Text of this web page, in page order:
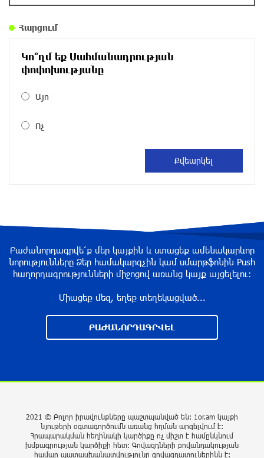
աղբը հրելիս այն լցվել է 29-ամյա
աշխատակցի վրա. վերջինս մահացել է
2 ժամ առաջ
Մեսսին դուբլի հեղինակ է դարձել «Ինտեր
Մայամիի» կազմում
ՖԻՖԱ-ն աջակցել է Ինֆանտինոյին, աշխարհի
առաջնության իրավունքի վաճառքի հարց
այլեւս չկա
2 ժամ առաջ
Հայաստանում պատրաստի մետաղական
Հարցում
Կո՞ղմ եք Սահմանադրության
փոփոխությանը
Այո
Ոչ
Բաժանորդագրվե՛ք մեր կայքին և ստացեք ամենակարևոր
նորությունները Ձեր համակարգչին կամ սմարթֆոնին Push
հաղորդագրությունների միջոցով առանց կայք այցելելու։
Միացեք մեզ, եղեք տեղեկացված...
ԲԱԺԱՆՈՐԴԱԳՐՎԵԼ
2021 © Բոլոր իրավունքները պաշտպանված են: 1or.am կայքի
նյութերի օգտագործումն առանց հղման արգելվում է:
Հրապարակման հեղինակի կարծիքը ոչ միշտ է համընկնում
խմբագրության կարծիքի հետ: Գովազդների բովանդակության
համար պատասխանատվությունը գովազդատուներինն է: